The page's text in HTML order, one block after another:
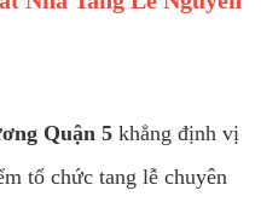
Quận 5 khẳng định vị
tổ chức tang lễ chuyên